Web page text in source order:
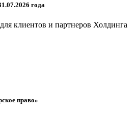
года
клиентов и партнеров Холдинга
право»